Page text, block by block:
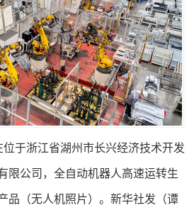
于浙江省湖州市长兴经济技术开发
限公司，全自动机器人高速运转生
品（无人机照片）。新华社发（谭